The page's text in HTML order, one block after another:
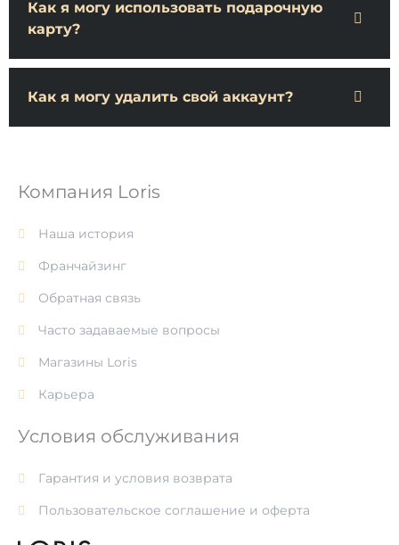
Как я могу использовать подарочную
карту?
Как я могу удалить свой аккаунт?
Компания Loris
Наша история
Франчайзинг
Обратная связь
Часто задаваемые вопросы
Магазины Loris
Карьера
Условия обслуживания
Гарантия и условия возврата
Пользовательское соглашение и оферта